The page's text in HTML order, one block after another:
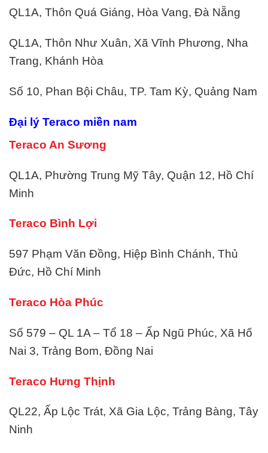
QL1A, Thôn Quá Giáng, Hòa Vang, Đà Nẵng
QL1A, Thôn Như Xuân, Xã Vĩnh Phương, Nha
Trang, Khánh Hòa
Số 10, Phan Bội Châu, TP. Tam Kỳ, Quảng Nam
Đại lý Teraco miền nam
Teraco An Sương
QL1A, Phường Trung Mỹ Tây, Quận 12, Hồ Chí
Minh
Teraco Bình Lợi
597 Phạm Văn Đồng, Hiệp Bình Chánh, Thủ
Đức, Hồ Chí Minh
Teraco Hòa Phúc
Số 579 – QL 1A – Tổ 18 – Ấp Ngũ Phúc, Xã Hố
Nai 3, Trảng Bom, Đồng Nai
Teraco Hưng Thịnh
QL22, Ấp Lộc Trát, Xã Gia Lộc, Trảng Bàng, Tây
Ninh